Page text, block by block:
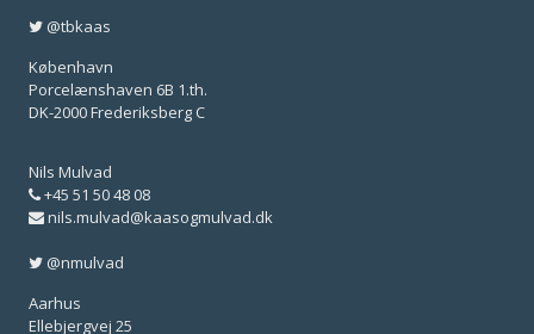
@tbkaas
København
Porcelænshaven 6B 1.th.
DK-2000 Frederiksberg C
Nils Mulvad
+45 51 50 48 08
nils.mulvad@kaasogmulvad.dk
@nmulvad
Aarhus
Ellebjergvej 25